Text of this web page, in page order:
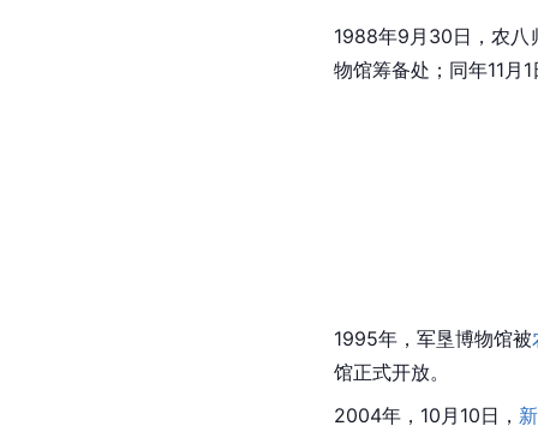
1988年9月30日，农八
物馆筹备处；同年11月
1995年，军垦博物馆被
馆正式开放。
2004年，10月10日，